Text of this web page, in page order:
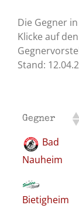
Die Gegner
Klicke auf
Stand:
Gegner
Bad
Nauheim
Bietigheim